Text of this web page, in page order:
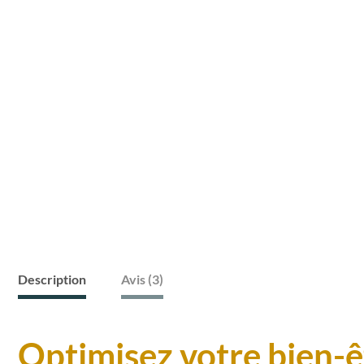
Description Avis (3)
Optimisez votre bien-